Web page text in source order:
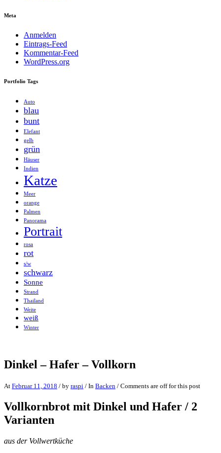
Meta
Anmelden
Eintrags-Feed
Kommentar-Feed
WordPress.org
Portfolio Tags
Auto
blau
bunt
Elefant
gelb
grün
Häuser
Indien
Katze
Meer
orange
Palmen
Panorama
Portrait
rosa
rot
s/w
schwarz
Sonne
Strand
Thailand
Weite
weiß
Winter
Dinkel – Hafer – Vollkorn
At Februar 11, 2018 / by raspi / In Backen / Comments are off for this post
Vollkornbrot mit Dinkel und Hafer / 2
Varianten
aus der Vollwertküche